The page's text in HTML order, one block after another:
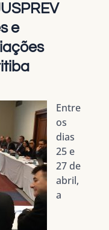
e
Entre
os
dias
25 e
27 de
abril,
a